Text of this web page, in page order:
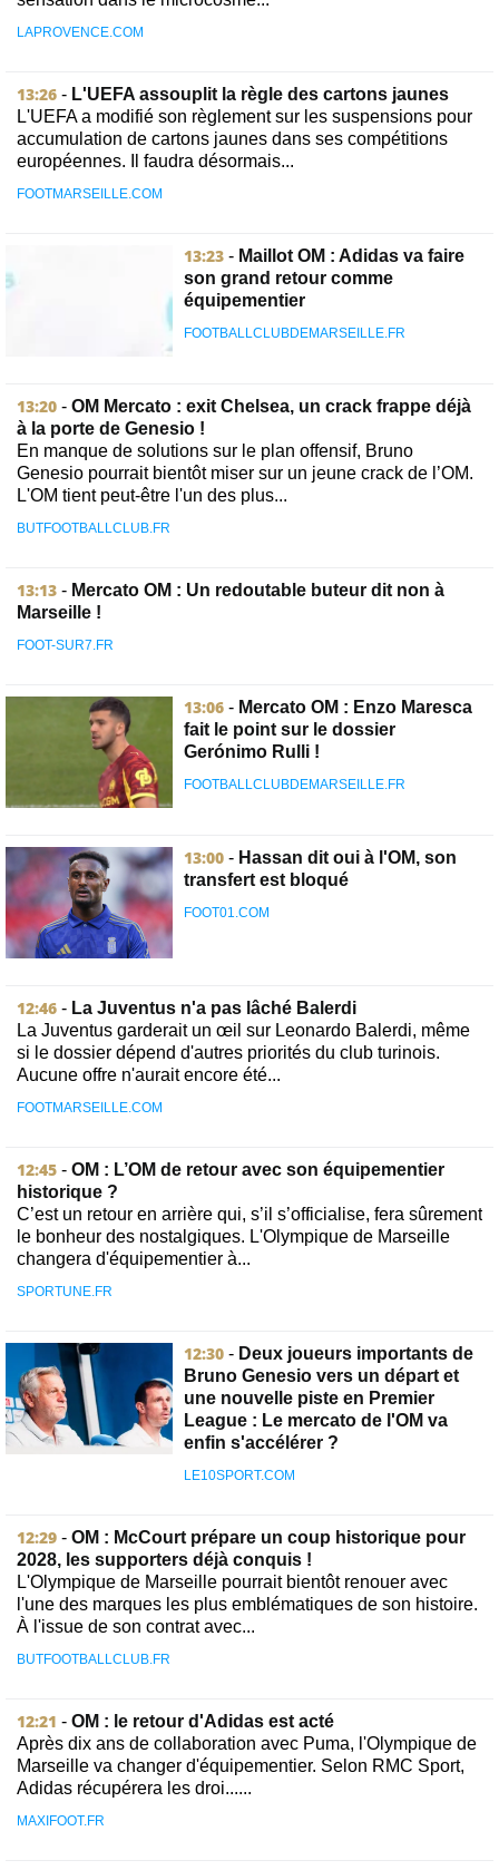
LAPROVENCE.COM
13:26 - L'UEFA assouplit la règle des cartons jaunes
L'UEFA a modifié son règlement sur les suspensions pour
accumulation de cartons jaunes dans ses compétitions
européennes. Il faudra désormais...
FOOTMARSEILLE.COM
13:23 - Maillot OM : Adidas va faire
son grand retour comme
équipementier
FOOTBALLCLUBDEMARSEILLE.FR
13:20 - OM Mercato : exit Chelsea, un crack frappe déjà
à la porte de Genesio !
En manque de solutions sur le plan offensif, Bruno
Genesio pourrait bientôt miser sur un jeune crack de l’OM.
L'OM tient peut-être l'un des plus...
BUTFOOTBALLCLUB.FR
13:13 - Mercato OM : Un redoutable buteur dit non à
Marseille !
FOOT-SUR7.FR
13:06 - Mercato OM : Enzo Maresca
fait le point sur le dossier
Gerónimo Rulli !
FOOTBALLCLUBDEMARSEILLE.FR
13:00 - Hassan dit oui à l'OM, son
transfert est bloqué
FOOT01.COM
12:46 - La Juventus n'a pas lâché Balerdi
La Juventus garderait un œil sur Leonardo Balerdi, même
si le dossier dépend d'autres priorités du club turinois.
Aucune offre n'aurait encore été...
FOOTMARSEILLE.COM
12:45 - OM : L’OM de retour avec son équipementier
historique ?
C’est un retour en arrière qui, s’il s’officialise, fera sûrement
le bonheur des nostalgiques. L'Olympique de Marseille
changera d'équipementier à...
SPORTUNE.FR
12:30 - Deux joueurs importants de
Bruno Genesio vers un départ et
une nouvelle piste en Premier
League : Le mercato de l'OM va
enfin s'accélérer ?
LE10SPORT.COM
12:29 - OM : McCourt prépare un coup historique pour
2028, les supporters déjà conquis !
L'Olympique de Marseille pourrait bientôt renouer avec
l'une des marques les plus emblématiques de son histoire.
À l'issue de son contrat avec...
BUTFOOTBALLCLUB.FR
12:21 - OM : le retour d'Adidas est acté
Après dix ans de collaboration avec Puma, l'Olympique de
Marseille va changer d'équipementier. Selon RMC Sport,
Adidas récupérera les droi......
MAXIFOOT.FR